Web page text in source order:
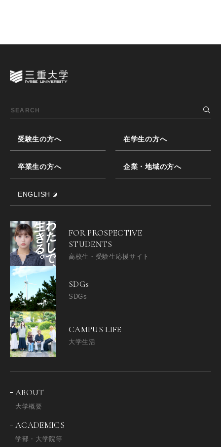
受験生の方へ 在学生の方へ
卒業生の方へ 企業・地域の方へ
ENGLISH
FOR PROSPECTIVE
STUDENTS
高校生・受験生応援サイト
SDGs
SDGs
CAMPUS LIFE
大学生活
ABOUT
大学概要
ACADEMICS
学部・大学院等